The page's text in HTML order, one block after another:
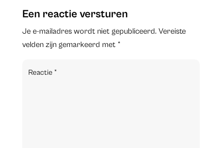
Een reactie versturen
Je e-mailadres wordt niet gepubliceerd. Vereiste
velden zijn gemarkeerd met *